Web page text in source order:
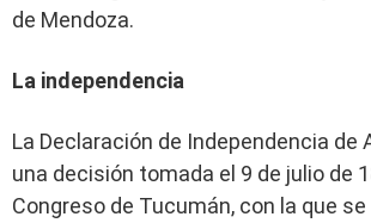
de Mendoza.
La independencia
La Declaración de Independencia de
una decisión tomada el 9 de julio de
Congreso de Tucumán, con la que